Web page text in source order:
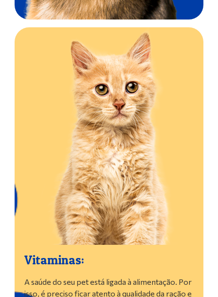
Vitaminas:
A saúde do seu pet está ligada à alimentação. Por
isso, é preciso ficar atento à qualidade da ração e